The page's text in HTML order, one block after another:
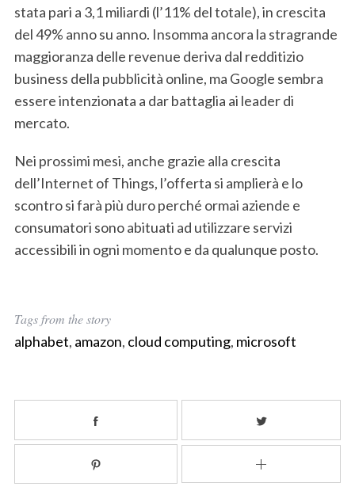
stata pari a 3,1 miliardi (l’11% del totale), in crescita
del 49% anno su anno. Insomma ancora la stragrande
maggioranza delle revenue deriva dal redditizio
business della pubblicità online, ma Google sembra
essere intenzionata a dar battaglia ai leader di
mercato.
Nei prossimi mesi, anche grazie alla crescita
dell’Internet of Things, l’offerta si amplierà e lo
scontro si farà più duro perché ormai aziende e
consumatori sono abituati ad utilizzare servizi
accessibili in ogni momento e da qualunque posto.
Tags from the story
alphabet, amazon, cloud computing, microsoft
e
a
r
c
f
r
: